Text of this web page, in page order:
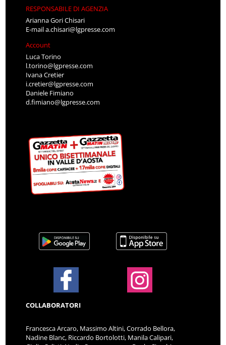
RESPONSABILE DI AGENZIA
Arianna Gori Chisari
E-maila.chisari@lgpresse.com
Account
Luca Torino
l.torino@lgpresse.com
Ivana Cretier
i.cretier@lgpresse.com
Daniele Fimiano
d.fimiano@lgpresse.com
COLLABORATORI
Francesca Arcaro, Massimo Altini, Corrado Bellora,
Nadine Blanc, Riccardo Bortolotti, Manila Calipari,